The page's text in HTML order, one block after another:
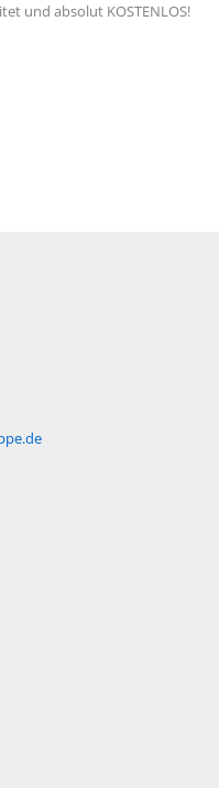
und absolut KOSTENLOS!